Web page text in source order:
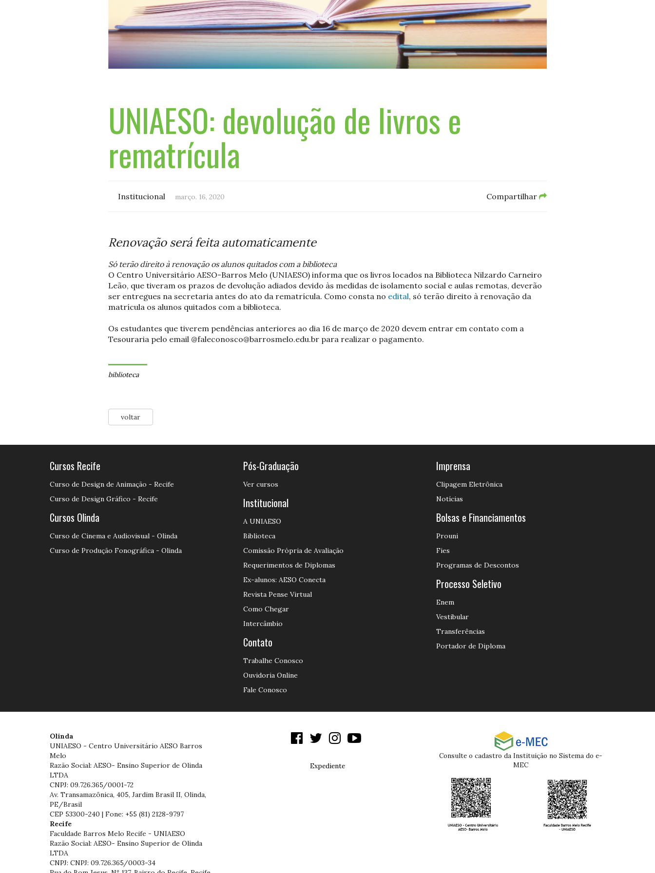
UNIAESO: devolução de livros e
rematrícula
Institucional março. 16, 2020 Compartilhar
Renovação será feita automaticamente
Só terão direito à renovação os alunos quitados com a biblioteca
O Centro Universitário AESO-Barros Melo (UNIAESO) informa que os livros locados na Biblioteca Nilzardo Carneiro
Leão, que tiveram os prazos de devolução adiados devido às medidas de isolamento social e aulas remotas, deverão
ser entregues na secretaria antes do ato da rematrícula. Como consta no edital, só terão direito à renovação da
matrícula os alunos quitados com a biblioteca.
Os estudantes que tiverem pendências anteriores ao dia 16 de março de 2020 devem entrar em contato com a
Tesouraria pelo email @faleconosco@barrosmelo.edu.br para realizar o pagamento.
biblioteca
voltar
Cursos Recife
Curso de Design de Animação - Recife
Curso de Design Gráfico - Recife
Cursos Olinda
Curso de Cinema e Audiovisual - Olinda
Curso de Produção Fonográfica - Olinda
Pós-Graduação
Ver cursos
Institucional
A UNIAESO
Biblioteca
Comissão Própria de Avaliação
Requerimentos de Diplomas
Ex-alunos: AESO Conecta
Revista Pense Virtual
Como Chegar
Intercâmbio
Contato
Trabalhe Conosco
Ouvidoria Online
Fale Conosco
Imprensa
Clipagem Eletrônica
Notícias
Bolsas e Financiamentos
Prouni
Fies
Programas de Descontos
Processo Seletivo
Enem
Vestibular
Transferências
Portador de Diploma
Olinda
UNIAESO - Centro Universitário AESO Barros
Melo
Razão Social: AESO- Ensino Superior de Olinda
LTDA
CNPJ: 09.726.365/0001-72
Av. Transamazônica, 405, Jardim Brasil II, Olinda,
PE/Brasil
CEP 53300-240 | Fone: +55 (81) 2128-9797
Recife
Faculdade Barros Melo Recife - UNIAESO
Razão Social: AESO- Ensino Superior de Olinda
LTDA
CNPJ: CNPJ: 09.726.365/0003-34
Expediente
Consulte o cadastro da Instituição no Sistema do e-
MEC